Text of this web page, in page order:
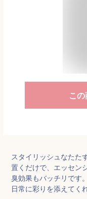
こ
スタイリッシュなたた
置くだけで、エッセン
臭効果もバッチリです
日常に彩りを添えてく